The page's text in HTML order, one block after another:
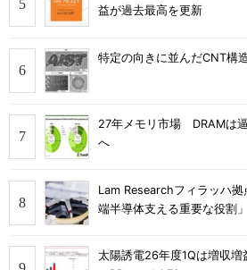
益が過去最高を更新
特定の向きに並んだCNT構
27年メモリ市場 DRAMは
へ
Lam Researchフィラッハ
端半導体支える重要な役割」
太陽誘電26年度1Qは増収